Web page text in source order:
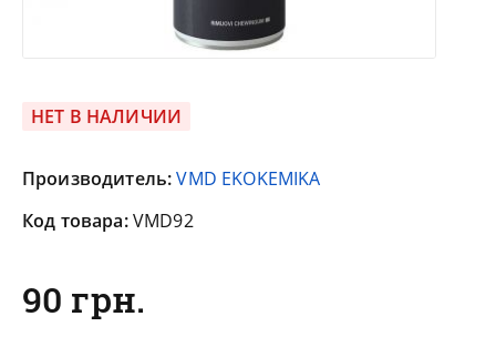
НЕТ В НАЛИЧИИ
Производитель:VMD EKOKEMIKA
Код товара:VMD92
90 грн.